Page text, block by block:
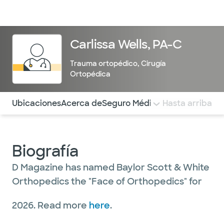
Carlissa Wells, PA-C
Trauma ortopédico, Cirugía
Ortopédica
Utilice esta navegación para saltar rápidamente a
UbicacionesAcerca deSeguro Médico COMENTARIOS
Hasta arriba
Biografía
D Magazine has named Baylor Scott & White
Orthopedics the "Face of Orthopedics" for
2026. Read more here.